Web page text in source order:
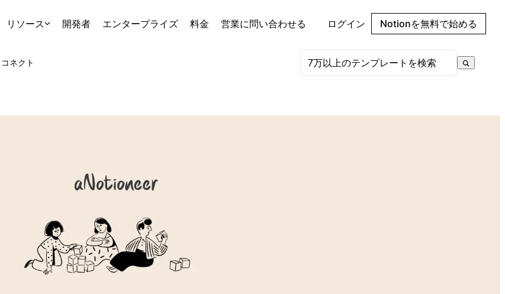
リソース 開発者 エンタープライズ 料金 営業に問い合わせる ログイン Notionを無料で始める
コネクト